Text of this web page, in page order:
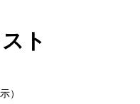
ト
）